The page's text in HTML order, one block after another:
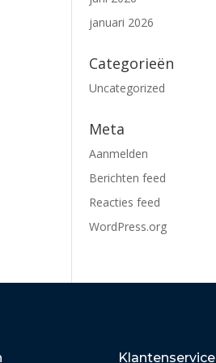
januari 2026
Categorieën
Uncategorized
Meta
Aanmelden
Berichten feed
Reacties feed
WordPress.org
Klantenservice